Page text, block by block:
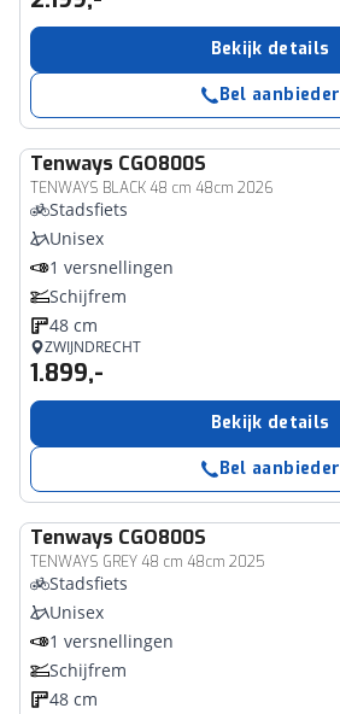
Bekijk details
Bel aanbieder
Tenways CGO800S
TENWAYS BLACK 48 cm 48cm 2026
Stadsfiets
Unisex
1 versnellingen
Schijfrem
48 cm
ZWIJNDRECHT
1.899,-
Bekijk details
Bel aanbieder
Tenways CGO800S
TENWAYS GREY 48 cm 48cm 2025
Stadsfiets
Unisex
1 versnellingen
Schijfrem
48 cm